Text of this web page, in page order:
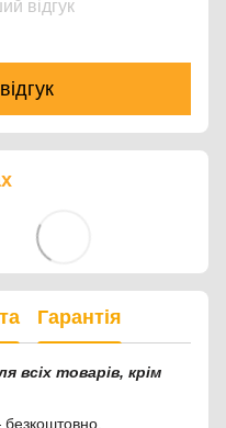
відгук
Гарантія
всіх товарів, крім